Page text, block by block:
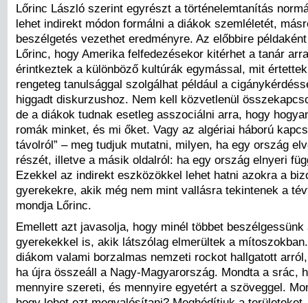
Lőrinc László szerint egyrészt a történelemtanítás
lehet indirekt módon formálni a diákok szemléletét,
beszélgetés vezethet eredményre. Az előbbire
Lőrinc, hogy Amerika felfedezésekor kitérhet a tanár
érintkeztek a különböző kultúrák egymással, mit
rengeteg tanulsággal szolgálhat például a
higgadt diskurzushoz. Nem kell közvetlenül
de a diákok tudnak esetleg asszociálni arra, hogy
romák minket, és mi őket. Vagy az algériai háború
távolról” – meg tudjuk mutatni, milyen, ha egy ország
részét, illetve a másik oldalról: ha egy ország elnyeri
Ezekkel az indirekt eszközökkel lehet hatni azokra a
gyerekekre, akik még nem mint vallásra tekintenek a
mondja Lőrinc.
Emellett azt javasolja, hogy minél többet beszélgessünk
gyerekekkel is, akik látszólag elmerültek a
diákom valami borzalmas nemzeti rockot hallgatott
ha újra összeáll a Nagy-Magyarország. Mondta a srác,
mennyire szereti, és mennyire egyetért a szöveggel.